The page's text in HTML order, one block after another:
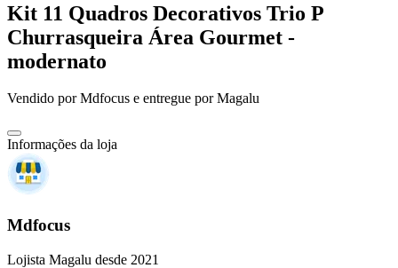
Kit 11 Quadros Decorativos Trio P
Churrasqueira Área Gourmet -
modernato
Vendido porMdfocus e entregue por Magalu
Informações da loja
Mdfocus
Lojista Magalu desde 2021